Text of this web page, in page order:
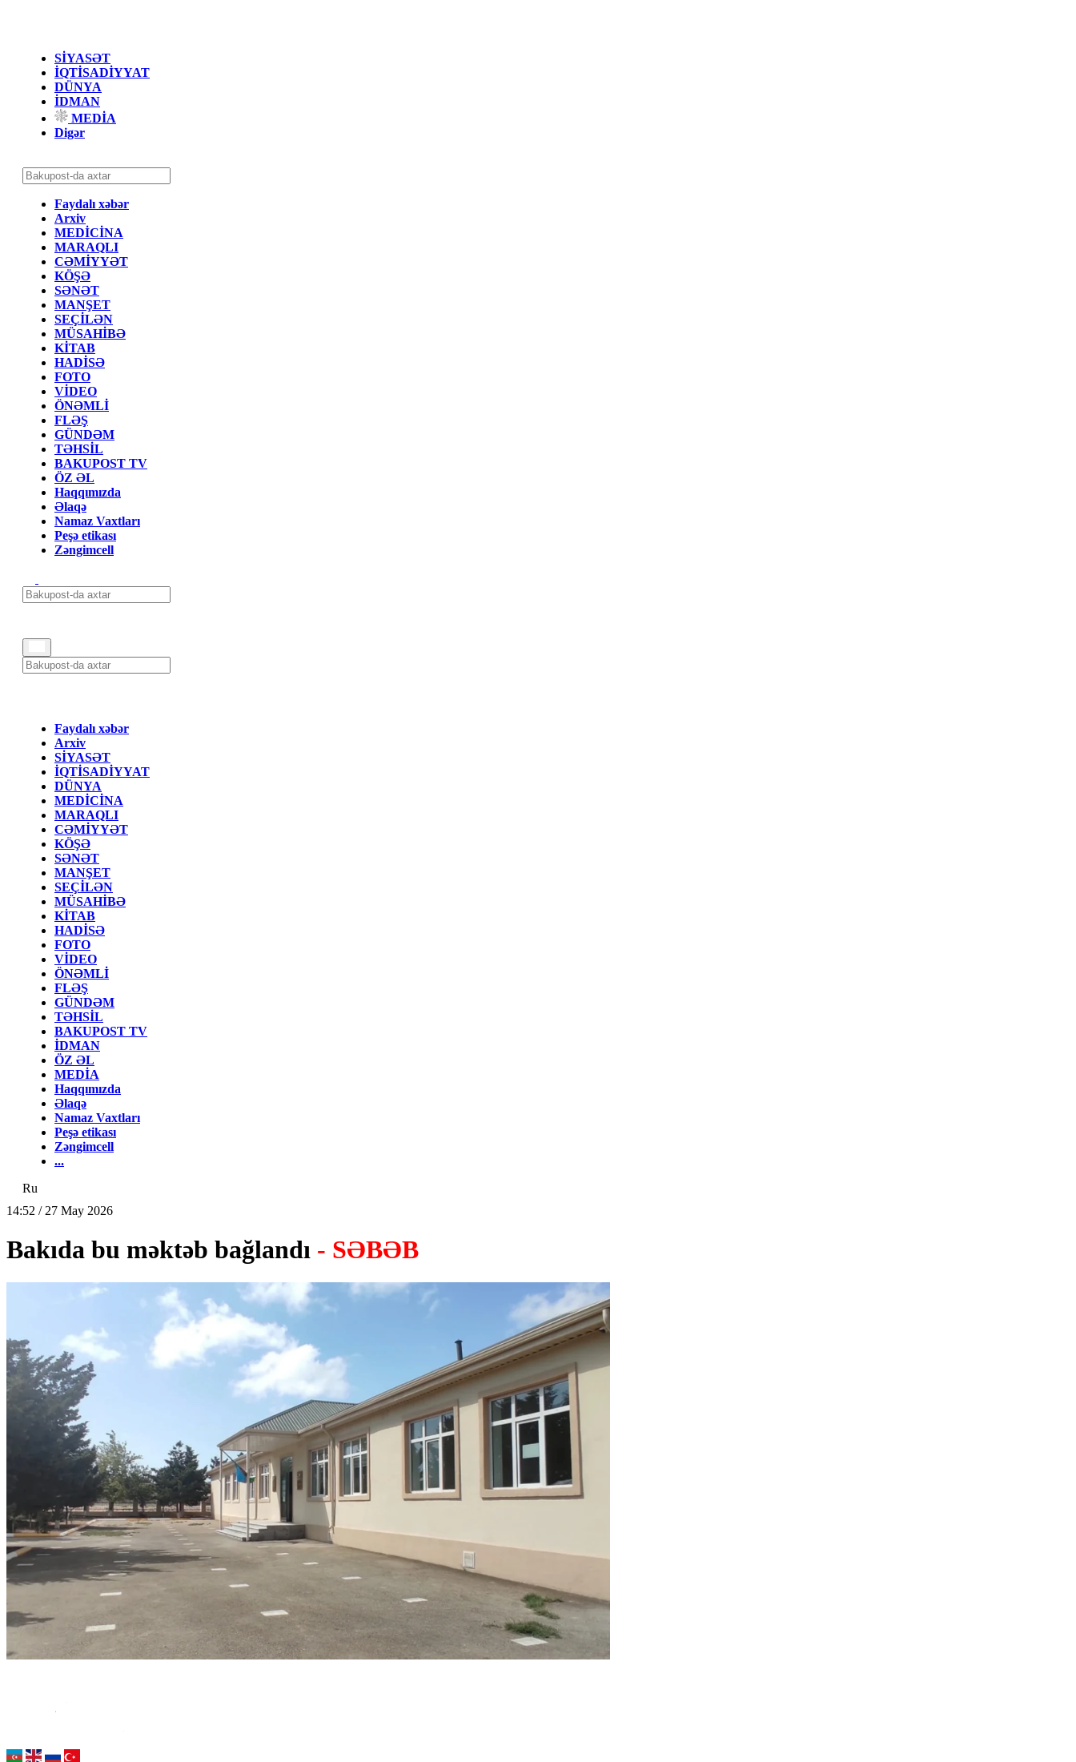
SİYASƏT
İQTİSADİYYAT
DÜNYA
İDMAN
MEDİA
Digər
Faydalı xəbər
Arxiv
MEDİCİNA
MARAQLI
CƏMİYYƏT
KÖŞƏ
SƏNƏT
MANŞET
SEÇİLƏN
MÜSAHİBƏ
KİTAB
HADİSƏ
FOTO
VİDEO
ÖNƏMLİ
FLƏŞ
GÜNDƏM
TƏHSİL
BAKUPOST TV
ÖZ ƏL
Haqqımızda
Əlaqə
Namaz Vaxtları
Peşə etikası
Zəngimcell
Faydalı xəbər
Arxiv
SİYASƏT
İQTİSADİYYAT
DÜNYA
MEDİCİNA
MARAQLI
CƏMİYYƏT
KÖŞƏ
SƏNƏT
MANŞET
SEÇİLƏN
MÜSAHİBƏ
KİTAB
HADİSƏ
FOTO
VİDEO
ÖNƏMLİ
FLƏŞ
GÜNDƏM
TƏHSİL
BAKUPOST TV
İDMAN
ÖZ ƏL
MEDİA
Haqqımızda
Əlaqə
Namaz Vaxtları
Peşə etikası
Zəngimcell
...
Ru
14:52 / 27 May 2026
Bakıda bu məktəb bağlandı - SƏBƏB